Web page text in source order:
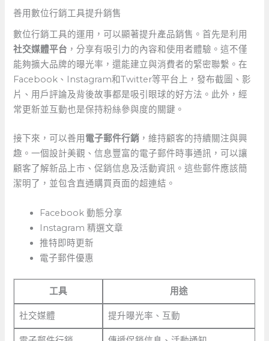
善用數位行銷工具提升銷售
數位行銷工具的運用，可以顯著提升產品銷售。首先是利用
社交媒體平台 ，分享有吸引力的內容和使用者體驗。這不僅
能夠擴大品牌的曝光率，還能建立與消費者的緊密聯繫。在
Facebook、Instagram和Twitter等平台上，發布截圖、影
片、用戶評論及背後故事都是吸引眼球的好方法。此外，經
常更新並互動也是保持粉絲參與度的關鍵。
接下來，可以善用 電子郵件行銷 ，維持顧客的持續關注與興
趣。一個設計美觀、信息豐富的電子郵件時事通訊，可以讓
顧客了解新品上市、促銷信息及活動資訊。這些郵件應該簡
潔明了，並包含直通購買頁面的超連結。
Facebook 動態分享
Instagram⁣ 精選文章
推特即時更新
電子郵件優惠
工具 用途
社交媒體 提升曝光率、互動